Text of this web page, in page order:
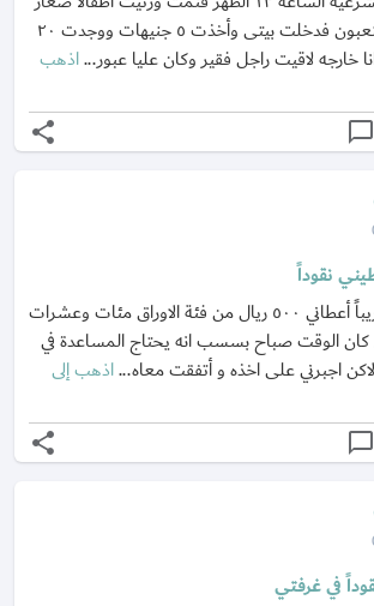
يبعون معجنات ومتعبون فدخلت بيتى وأخذت ٥ جنيهات ووجدت ٢٠
خارجه لاقيت راجل فقير وكان عليا عبور...اذهب
chat_bubble_outline
share
نقوداً
تحلمت أن جدي تقريباً أعطاني ٥٠٠ ريال من فئة الاوراق مئات وعشرات
انه ٥٠٠ ريال كان الوقت صباح بسسب انه يحتاج المساعدة في
اجبرني على اخذه و أتفقت معاه...اذهب إلى
chat_bubble_outline
share
في غرفتي